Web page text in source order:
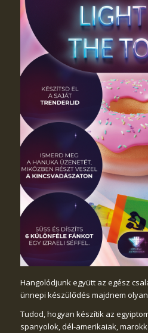
Hangolódjunk együtt az egész
ünnepi készülődés majdnem
Tudod, hogyan készítik az
spanyolok, dél-amerikaiak,